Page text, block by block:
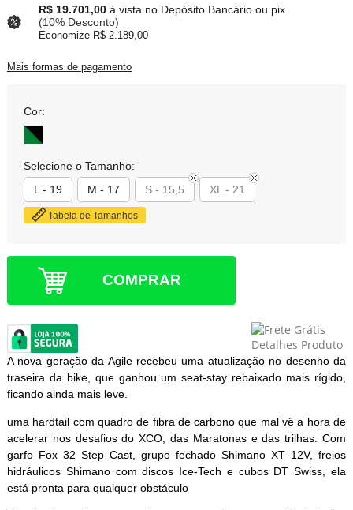
R$ 19.701,00 à vista no Depósito Bancário ou pix
(10% Desconto)
Economize R$ 2.189,00
Mais formas de pagamento
Cor:
Selecione o Tamanho:
L - 19
M - 17 S - 15,5 XL - 21
Tabela de Tamanhos
COMPRAR
A nova geração da Agile recebeu uma atualização no desenho da
traseira da bike, que ganhou um seat-stay rebaixado mais rígido,
ficando ainda mais leve.
uma hardtail com quadro de fibra de carbono que mal vê a hora de
acelerar nos desafios do XCO, das Maratonas e das trilhas. Com
garfo Fox 32 Step Cast, grupo fechado Shimano XT 12V, freios
hidráulicos Shimano com discos Ice-Tech e cubos DT Swiss, ela
está pronta para qualquer obstáculo